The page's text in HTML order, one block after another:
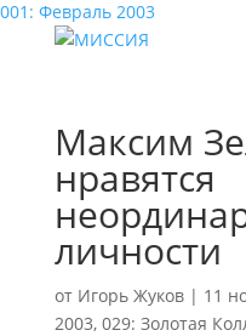
001: Февраль 2003
Максим
нравятся
личности
от Игорь Жуков| 11
2003, 029: Золотая